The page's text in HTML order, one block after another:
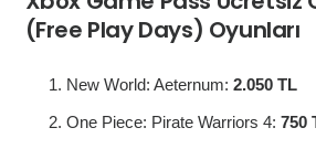
(Free Play Days) Oyunları
New World: Aeternum: 2.050 TL
One Piece: Pirate Warriors 4: 750